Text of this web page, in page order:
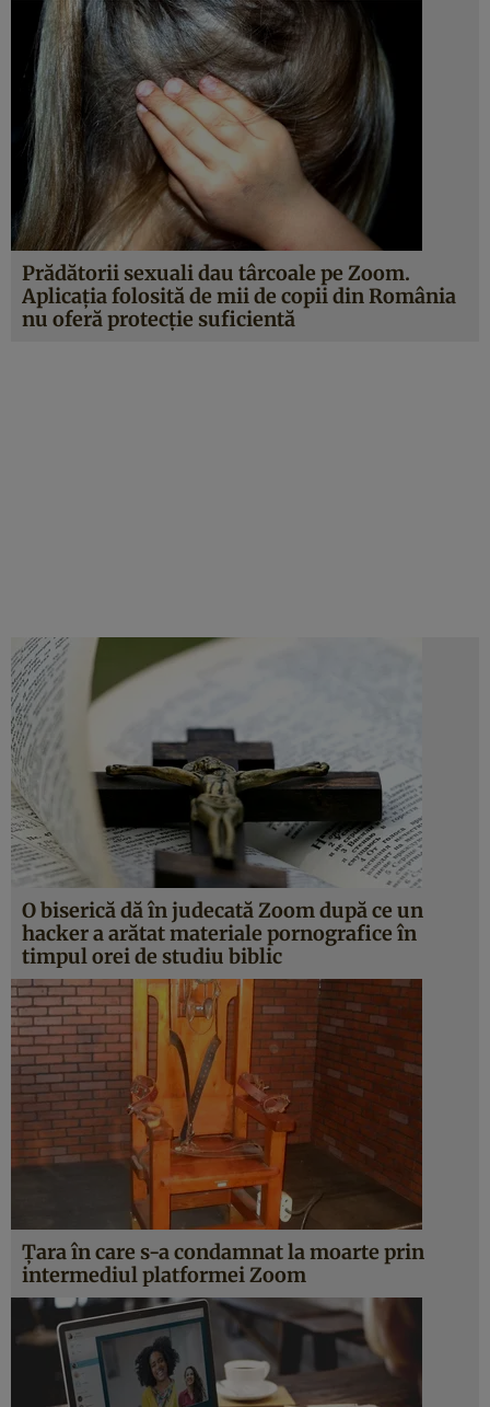
Prădătorii sexuali dau târcoale pe Zoom.
Aplicaţia folosită de mii de copii din România
nu oferă protecție suficientă
O biserică dă în judecată Zoom după ce un
hacker a arătat materiale pornografice în
timpul orei de studiu biblic
Ţara în care s-a condamnat la moarte prin
intermediul platformei Zoom